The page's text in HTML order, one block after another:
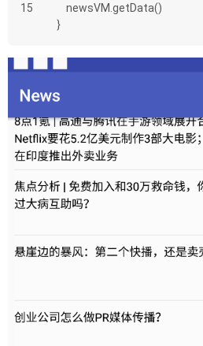
15
    newsVM.getData()
}